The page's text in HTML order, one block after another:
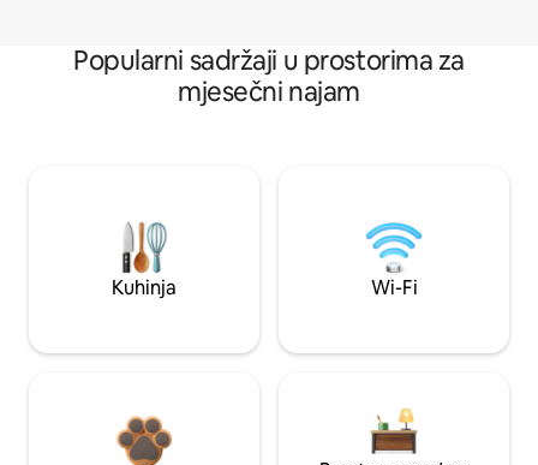
Popularni sadržaji u prostorima za
mjesečni najam
Kuhinja Wi-Fi